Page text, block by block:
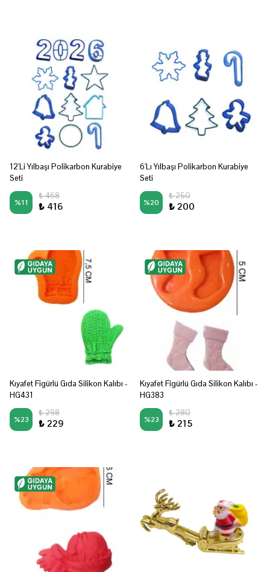
12'Li Yılbaşı Polikarbon Kurabiye
Seti
%11
₺ 468
₺ 416
6'Lı Yılbaşı Polikarbon Kurabiye
Seti
%20
₺ 250
₺ 200
Kıyafet Figürlü Gıda Silikon Kalıbı -
HG431
%23
₺ 298
₺ 229
Kıyafet Figürlü Gıda Silikon Kalıbı -
HG383
%23
₺ 280
₺ 215